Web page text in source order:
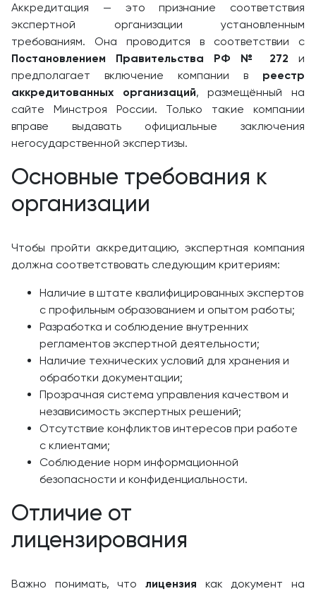
Аккредитация — это признание соответствия
экспертной организации установленным
требованиям. Она проводится в соответствии с
Постановлением Правительства РФ № 272 и
предполагает включение компании в реестр
аккредитованных организаций, размещённый на
сайте Минстроя России. Только такие компании
вправе выдавать официальные заключения
негосударственной экспертизы.
Основные требования к
организации
Чтобы пройти аккредитацию, экспертная компания
должна соответствовать следующим критериям:
Наличие в штате квалифицированных экспертов
с профильным образованием и опытом работы;
Разработка и соблюдение внутренних
регламентов экспертной деятельности;
Наличие технических условий для хранения и
обработки документации;
Прозрачная система управления качеством и
независимость экспертных решений;
Отсутствие конфликтов интересов при работе
с клиентами;
Соблюдение норм информационной
безопасности и конфиденциальности.
Отличие от
лицензирования
Важно понимать, что лицензия как документ на